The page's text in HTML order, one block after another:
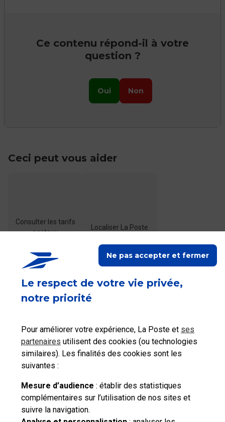
Le respect de votre vie privée,
notre priorité
Pour améliorer votre expérience, La Poste et ses
partenaires utilisent des cookies (ou technologies
similaires). Les finalités des cookies sont les
suivantes :
Mesure d’audience : établir des statistiques
complémentaires sur l’utilisation de nos sites et
suivre la navigation.
Ne pas accepter et fermer
Ce contenu répond-il à votre
question ?
Oui Non
Ceci peut vous aider
Consulter les tarifs
postaux
Localiser La Poste
Comment acheter et utiliser mon timbre
numérique ?
Besoin d'aide complémentaire ?